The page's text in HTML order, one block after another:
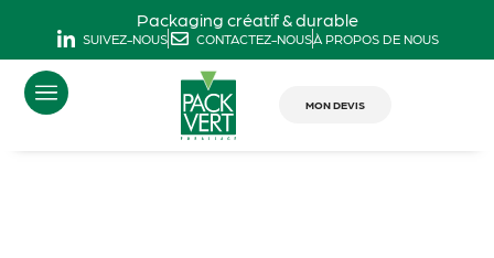
Packaging créatif & durable
SUIVEZ-NOUS CONTACTEZ-NOUSÀ PROPOS DE NOUS
MON DEVIS